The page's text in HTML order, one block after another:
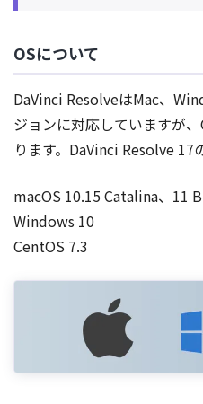
OSについて
DaVinci ResolveはMac、
ジョンに対応していますが
ります。DaVinci Resolve 17
macOS 10.15 Catalina、11
Windows 10
CentOS 7.3